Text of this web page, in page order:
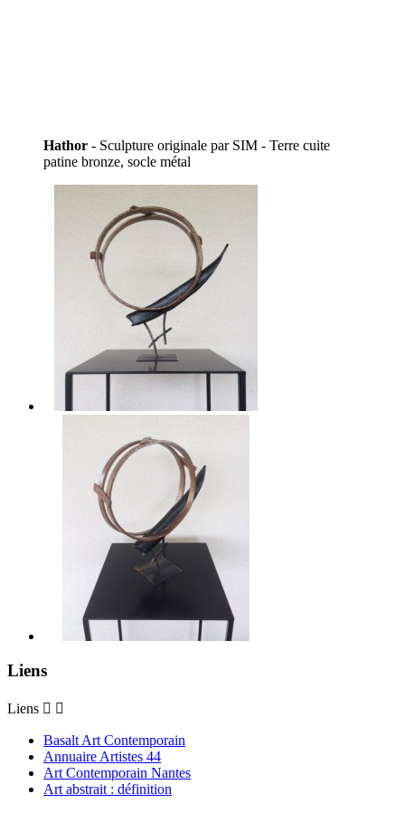
Hathor - Sculpture originale par SIM - Terre cuite
patine bronze, socle métal
Liens
Liens  
Basalt Art Contemporain
Annuaire Artistes 44
Art Contemporain Nantes
Art abstrait : définition